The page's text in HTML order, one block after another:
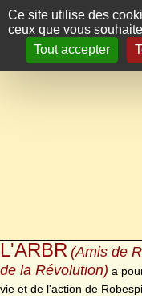
Panneau de gestion des
Ce site utilise des
ceux que vous
Tout accepter
L'ARBR (Amis de
de la Révolution) a
vie et de l'action de